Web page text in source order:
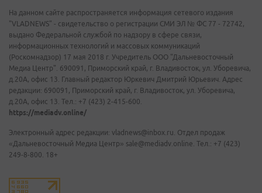
На данном сайте распространяется информация сетевого издания
"VLADNEWS" - свидетельство о регистрации СМИ ЭЛ № ФС 77 - 72742,
выдано Федеральной службой по надзору в сфере связи,
информационных технологий и массовых коммуникаций
(Роскомнадзор) 17 мая 2018 г. Учредитель ООО "Дальневосточный
Медиа Центр". 690091, Приморский край, г. Владивосток, ул. Уборевича,
д.20А, офис 13. Главный редактор Юркевич Дмитрий Юрьевич. Адрес
редакции: 690091, Приморский край, г. Владивосток, ул. Уборевича,
д.20А, офис 13. Тел.: +7 (423) 2-415-600.
https://mediadv.online/
Электронный адрес редакции: vladnews@inbox.ru. Отдел продаж
«Дальневосточный Медиа Центр» sale@mediadv.online. Тел.: +7 (423)
249-8-800. 18+